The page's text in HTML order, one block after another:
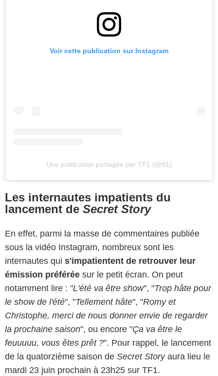
Voir cette publication sur Instagram
Une publication partagée par TF1 (@tf1)
Les internautes impatients du
lancement de Secret Story
En effet, parmi la masse de commentaires publiée
sous la vidéo Instagram, nombreux sont les
internautes qui s'impatientent de retrouver leur
émission préférée sur le petit écran. On peut
notamment lire : "L'été va être show", "Trop hâte pour
le show de l'été", "Tellement hâte", "Romy et
Christophe, merci de nous donner envie de regarder
la prochaine saison", ou encore "Ça va être le
feuuuuu, vous êtes prêt ?". Pour rappel, le lancement
de la quatorzième saison de Secret Storyaura lieu le
mardi 23 juin prochain à 23h25 sur TF1.